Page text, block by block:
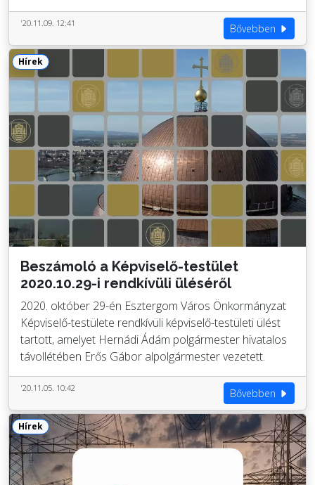
'20.11.09. 12:41 Bővebben
Hírek
Beszámoló a Képviselő-testület
2020.10.29-i rendkívüli üléséről
2020. október 29-én Esztergom Város Önkormányzat
Képviselő-testülete rendkívüli képviselő-testületi ülést
tartott, amelyet Hernádi Ádám polgármester hivatalos
távollétében Erős Gábor alpolgármester vezetett.
'20.11.05. 10:42 Bővebben
Hírek